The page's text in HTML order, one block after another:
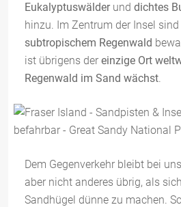
Eukalyptuswälder und dichtes
hinzu. Im Zentrum der Insel
subtropischem Regenwald
ist übrigens der einzige Ort
Regenwald im Sand wächst.
Dem Gegenverkehr bleibt bei
aber nicht anderes übrig, als
Sandhügel dünne zu machen.